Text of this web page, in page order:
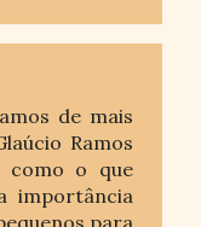
de mais
Ramos
como o que
importância
para